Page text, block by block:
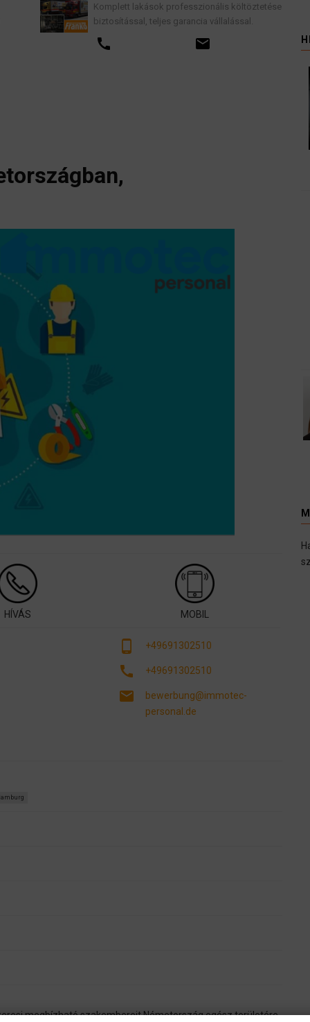
Komplett lakások professzionális költöztetése
biztosítással, teljes garancia vállalással.
call email
HÍVÁS MOBIL
phone_android +49691302510
call +49691302510
email
bewerbung@immotec-
personal.de
megbízható szakembereit Németország egész területére .